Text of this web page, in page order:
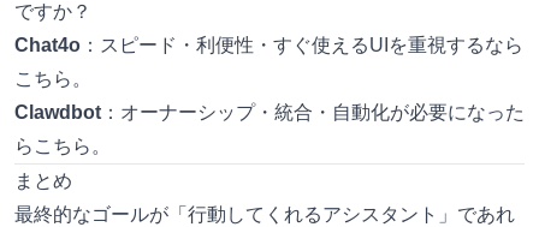
ですか？
Chat4o ：スピード・利便性・すぐ使えるUIを重視するなら
こちら。
Clawdbot ：オーナーシップ・統合・自動化が必要になった
らこちら。
まとめ
最終的なゴールが「行動してくれるアシスタント」であれ